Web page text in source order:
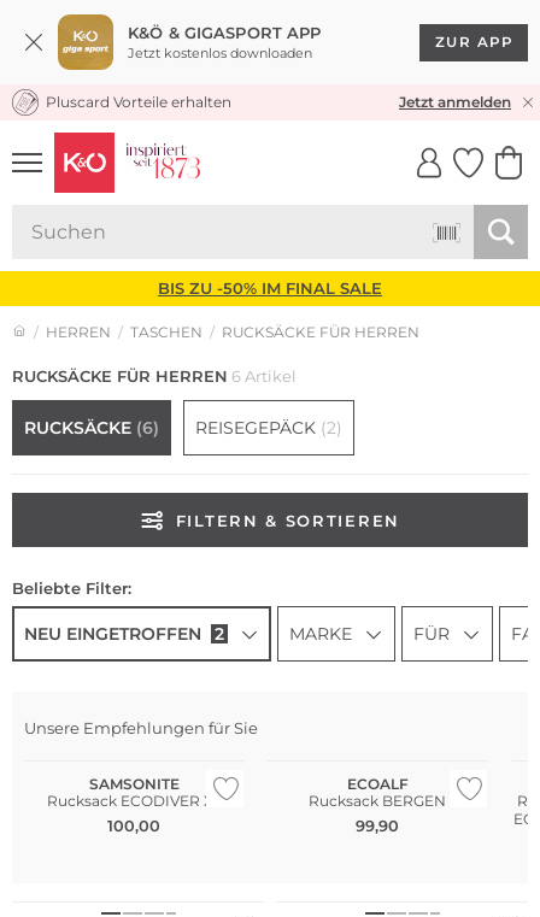
K&Ö & GIGASPORT APP
Jetzt kostenlos downloaden
ZUR APP
KOSTENLOSER VERSAND* & RÜCKVERSAND
Pluscard Vorteile erhalten Jetzt anmelden
UNSERE APP
CLICK &
BIS ZU -50% IM FINAL SALE
HERREN TASCHEN RUCKSÄCKE FÜR HERREN
RUCKSÄCKE FÜR HERREN 6 Artikel
RUCKSÄCKE (6) REISEGEPÄCK (2)
FILTERN & SORTIEREN
Beliebte Filter:
NEU EINGETROFFEN 2 MARKE FÜR
Unsere Empfehlungen für Sie
NEU
SAMSONITE
Rucksack ECODIVER XS
100,00
ECOALF
Rucksack BERGEN
99,90